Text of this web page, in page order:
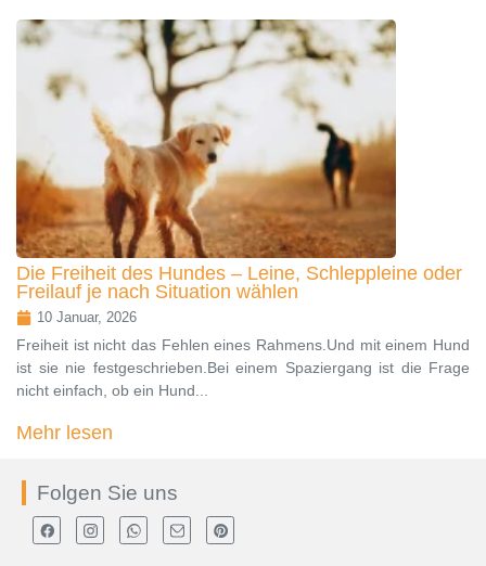
Die Freiheit des Hundes – Leine, Schleppleine oder
Freilauf je nach Situation wählen
10 Januar, 2026
Freiheit ist nicht das Fehlen eines Rahmens.Und mit einem Hund
ist sie nie festgeschrieben.Bei einem Spaziergang ist die Frage
nicht einfach, ob ein Hund...
Mehr lesen
Folgen Sie uns